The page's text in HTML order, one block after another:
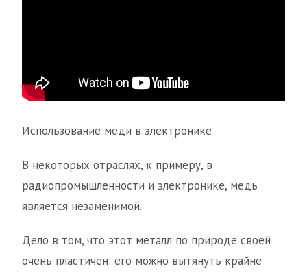
Использование меди в электронике
В некоторых отраслях, к примеру, в
радиопромышленности и электронике, медь
является незаменимой.
Дело в том, что этот металл по природе своей
очень пластичен: его можно вытянуть крайне